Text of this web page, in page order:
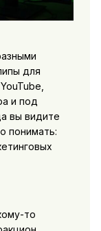
для
и под
вы видите
понимать:
то